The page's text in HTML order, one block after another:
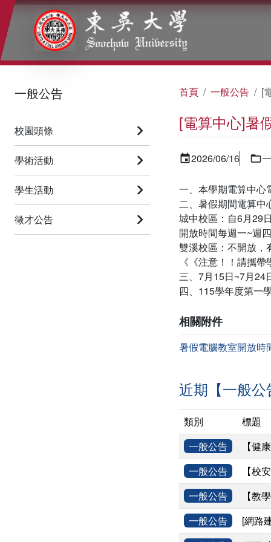
:::
一般公告
校園頭條
學術活動
學生活動
徵才公告
首頁 一般公告 [
[電算中心]暑
2026/06/16
一、本學期電算中心
二、暑假期間電算中
城中校區：自6月29
開放時間每週一~週
雙溪校區：不開放，
《《注意！！請攜帶
三、7月15日~7月24
四、115學年度第一
相關附件
暑假電腦教室開放時
近期【一般公
類別
標題
一般公告
【健
一般公告
【校
一般公告
【教
一般公告
[網路